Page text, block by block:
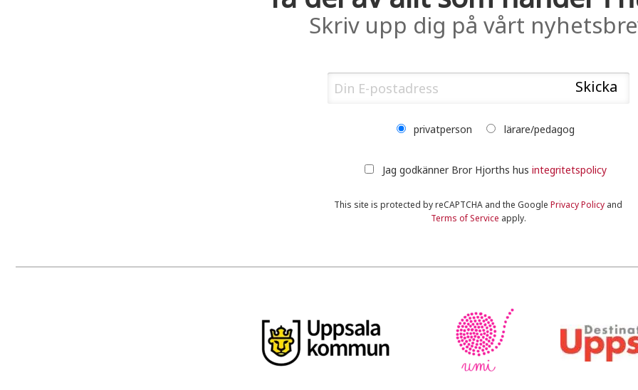
Skriv upp dig på vårt
privatperson lärare/pedagog
Jag godkänner Bror Hjorths hus integritetspolicy
This site is protected by reCAPTCHA and the GooglePrivacy Policy and
Terms of Service apply.